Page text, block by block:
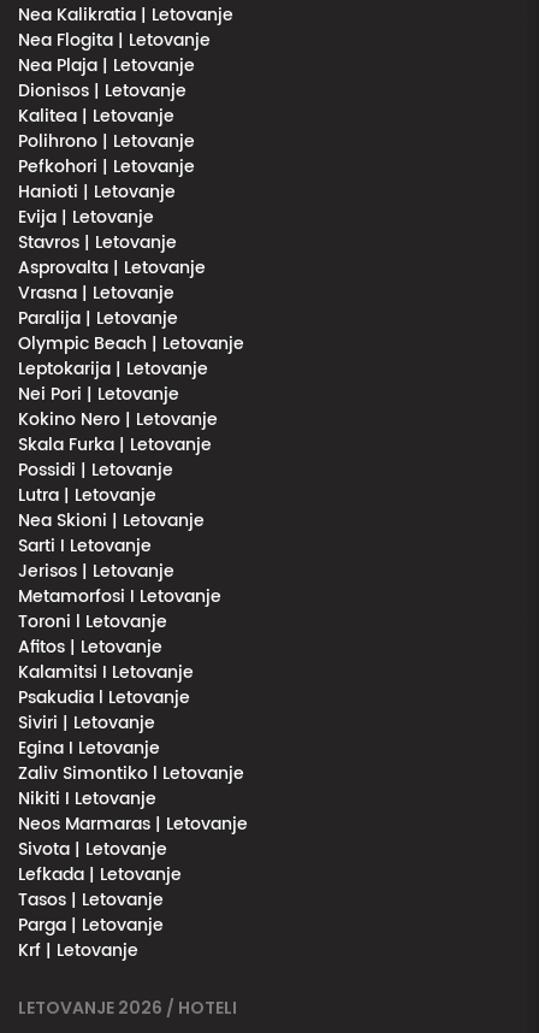
Nea Kalikratia | Letovanje
Nea Flogita | Letovanje
Nea Plaja | Letovanje
Dionisos | Letovanje
Kalitea | Letovanje
Polihrono | Letovanje
Pefkohori | Letovanje
Hanioti | Letovanje
Evija | Letovanje
Stavros | Letovanje
Asprovalta | Letovanje
Vrasna | Letovanje
Paralija | Letovanje
Olympic Beach | Letovanje
Leptokarija | Letovanje
Nei Pori | Letovanje
Kokino Nero | Letovanje
Skala Furka | Letovanje
Possidi | Letovanje
Lutra | Letovanje
Nea Skioni | Letovanje
Sarti I Letovanje
Jerisos | Letovanje
Metamorfosi I Letovanje
Toroni l Letovanje
Afitos | Letovanje
Kalamitsi I Letovanje
Psakudia l Letovanje
Siviri | Letovanje
Egina I Letovanje
Zaliv Simontiko l Letovanje
Nikiti I Letovanje
Neos Marmaras | Letovanje
Sivota | Letovanje
Lefkada | Letovanje
Tasos | Letovanje
Parga | Letovanje
Krf | Letovanje
LETOVANJE 2026 / HOTELI